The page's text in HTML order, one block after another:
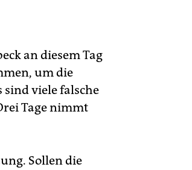
an diesem Tag
um die
sind viele falsche
Tage nimmt
Sollen die